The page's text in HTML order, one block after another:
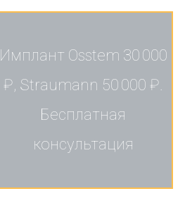
Имплант Osstem 30 000
₽, Straumann 50 000 ₽.
Бесплатная
консультация